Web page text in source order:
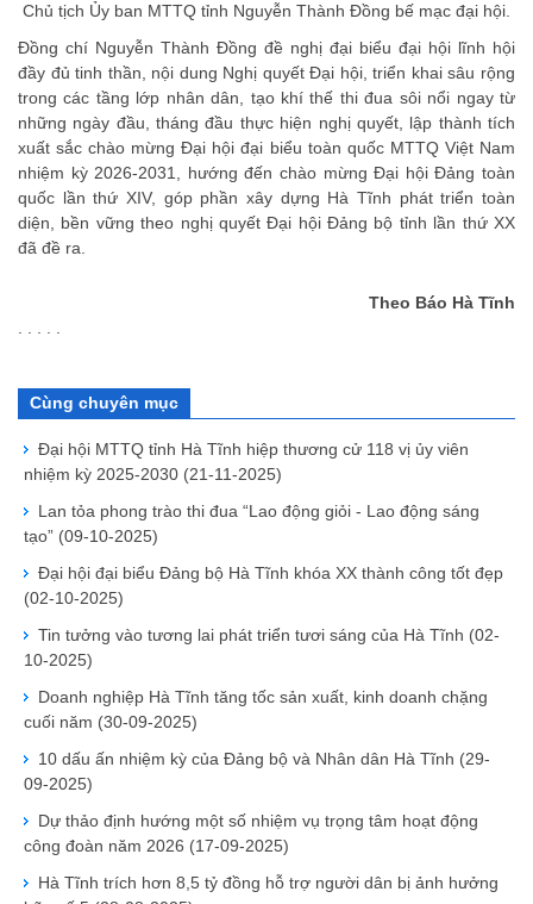
Chủ tịch Ủy ban MTTQ tỉnh Nguyễn Thành Đồng bế mạc đại hội.
Đồng chí Nguyễn Thành Đồng đề nghị đại biểu đại hội lĩnh hội
đầy đủ tinh thần, nội dung Nghị quyết Đại hội, triển khai sâu rộng
trong các tầng lớp nhân dân, tạo khí thế thi đua sôi nổi ngay từ
những ngày đầu, tháng đầu thực hiện nghị quyết, lập thành tích
xuất sắc chào mừng Đại hội đại biểu toàn quốc MTTQ Việt Nam
nhiệm kỳ 2026-2031, hướng đến chào mừng Đại hội Đảng toàn
quốc lần thứ XIV, góp phần xây dựng Hà Tĩnh phát triển toàn
diện, bền vững theo nghị quyết Đại hội Đảng bộ tỉnh lần thứ XX
đã đề ra.
Theo Báo Hà Tĩnh
. . . . .
Cùng chuyên mục
Đại hội MTTQ tỉnh Hà Tĩnh hiệp thương cử 118 vị ủy viên
nhiệm kỳ 2025-2030 (21-11-2025)
Lan tỏa phong trào thi đua “Lao động giỏi - Lao động sáng
tạo” (09-10-2025)
Đại hội đại biểu Đảng bộ Hà Tĩnh khóa XX thành công tốt đẹp
(02-10-2025)
Tin tưởng vào tương lai phát triển tươi sáng của Hà Tĩnh (02-
10-2025)
Doanh nghiệp Hà Tĩnh tăng tốc sản xuất, kinh doanh chặng
cuối năm (30-09-2025)
10 dấu ấn nhiệm kỳ của Đảng bộ và Nhân dân Hà Tĩnh (29-
09-2025)
Dự thảo định hướng một số nhiệm vụ trọng tâm hoạt động
công đoàn năm 2026 (17-09-2025)
Hà Tĩnh trích hơn 8,5 tỷ đồng hỗ trợ người dân bị ảnh hưởng